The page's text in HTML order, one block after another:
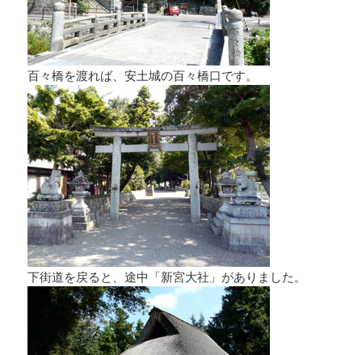
百々橋を渡れば、安土城の百々橋口です。
下街道を戻ると、途中「新宮大社」がありました。